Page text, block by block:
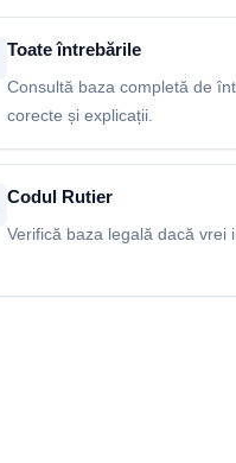
Toate întrebările
Consultă baza completă de
corecte și explicații.
Codul Rutier
Verifică baza legală dacă vrei